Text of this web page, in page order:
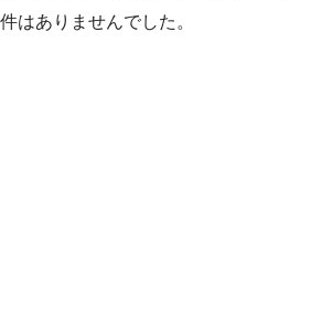
件はありませんでした。